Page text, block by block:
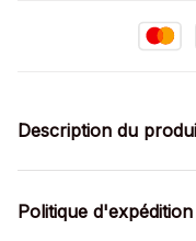
Description du
Politique d'expédition